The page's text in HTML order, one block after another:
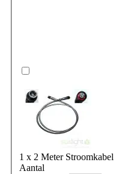
1 x 2 Meter Stroomkabel
Aantal